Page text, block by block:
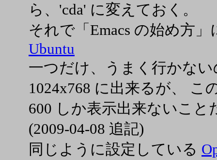
ら、'cda' に変えておく。
それで「Emacs の始め方
Ubuntu
一つだけ、うまく行かない
1024x768 に出来るが、 こ
600 しか表示出来ないこと
(2009-04-08 追記)
同じように設定している